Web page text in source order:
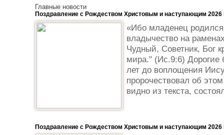
Главные новости
Поздравление с Рождеством Христовым и наступающим 2026
«Ибо младенец
владычество на
Чудный, Советник, Бог
мира." (Ис.9:6) Дорогие
лет до воплощения
пророчествовал об
видно из текста,
Поздравление с Рождеством Христовым и наступающим 2026